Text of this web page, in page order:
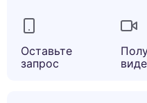
Оставьте
запрос